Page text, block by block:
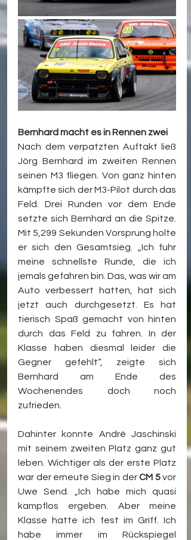
Bernhard macht es in Rennen zwei
Nach dem verpatzten Auftakt ließ
Jörg Bernhard im zweiten Rennen
seinen M3 fliegen. Von ganz hinten
kämpfte sich der M3-Pilot durch das
Feld. Drei Runden vor dem Ende
setzte sich Bernhard an die Spitze.
Mit 5,299 Sekunden Vorsprung holte
er sich den Gesamtsieg. „Ich fuhr
meine schnellste Runde, die ich
jemals gefahren bin. Das, was wir am
Auto verbessert hatten, hat sich
jetzt auch durchgesetzt. Es hat
tierisch Spaß gemacht von hinten
durch das Feld zu fahren. In der
Klasse haben diesmal leider die
Gegner gefehlt“, zeigte sich
Bernhard am Ende des
Wochenendes doch noch
zufrieden.
Dahinter konnte André Jaschinski
mit seinem zweiten Platz ganz gut
leben. Wichtiger als der erste Platz
war der erneute Sieg in der CM 5 vor
Uwe Send. „Ich habe mich quasi
kampflos ergeben. Aber meine
Klasse hatte ich fest im Griff. Ich
habe immer im Rückspiegel